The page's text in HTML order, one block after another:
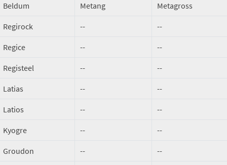
Beldum Metang Metagross
Regirock -- --
Regice -- --
Registeel -- --
Latias -- --
Latios -- --
Kyogre -- --
Groudon -- --